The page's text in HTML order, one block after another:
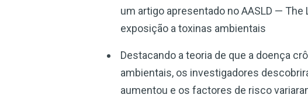
um artigo apresentado no AASLD —
exposição a toxinas ambientais
Destacando a teoria de que a doença
ambientais, os investigadores
aumentou e os factores de risco